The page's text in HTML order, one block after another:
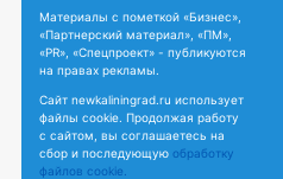
Материалы с пометкой «Бизнес»,
«Партнерский материал», «ПМ»,
«PR», «Спецпроект» - публикуются
на правах рекламы.
Сайт newkaliningrad.ru использует
файлы cookie. Продолжая работу
с сайтом, вы соглашаетесь на
сбор и последующую обработку
файлов cookie.